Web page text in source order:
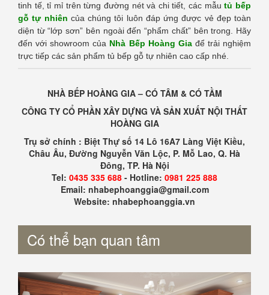
tinh tế, tỉ mỉ trên từng đường nét và chi tiết, các mẫutủ bếp
gỗ tự nhiên của chúng tôi luôn đáp ứng được vẻ đẹp toàn
diện từ “lớp sơn” bên ngoài đến “phẩm chất” bên trong. Hãy
đến với showroom của Nhà Bếp Hoàng Giađể trải nghiệm
trực tiếp các sản phẩm tủ bếp gỗ tự nhiên cao cấp nhé.
NHÀ BẾP HOÀNG GIA – CÓ TÂM & CÓ TẦM
CÔNG TY CỔ PHẦN XÂY DỰNG VÀ SẢN XUẤT NỘI THẤT
HOÀNG GIA
Trụ sở chính : Biệt Thự số 14 Lô 16A7 Làng Việt Kiều,
Châu Âu, Đường Nguyễn Văn Lộc, P. Mỗ Lao, Q. Hà
Đông, TP. Hà Nội
Tel: 0435 335 688 - Hotline: 0981 225 888
Email: nhabephoanggia@gmail.com
Website: nhabephoanggia.vn
Có thể bạn quan tâm